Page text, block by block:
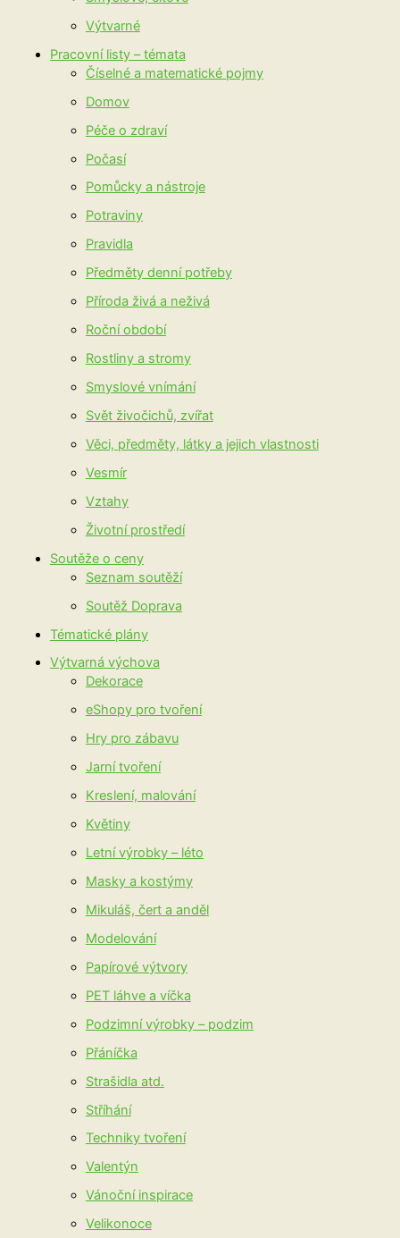
Výtvarné
Pracovní listy – témata
Číselné a matematické pojmy
Domov
Péče o zdraví
Počasí
Pomůcky a nástroje
Potraviny
Pravidla
Předměty denní potřeby
Příroda živá a neživá
Roční období
Rostliny a stromy
Smyslové vnímání
Svět živočichů, zvířat
Věci, předměty, látky a jejich vlastnosti
Vesmír
Vztahy
Životní prostředí
Soutěže o ceny
Seznam soutěží
Soutěž Doprava
Tématické plány
Výtvarná výchova
Dekorace
eShopy pro tvoření
Hry pro zábavu
Jarní tvoření
Kreslení, malování
Květiny
Letní výrobky – léto
Masky a kostýmy
Mikuláš, čert a anděl
Modelování
Papírové výtvory
PET láhve a víčka
Podzimní výrobky – podzim
Přáníčka
Strašidla atd.
Stříhání
Techniky tvoření
Valentýn
Vánoční inspirace
Velikonoce